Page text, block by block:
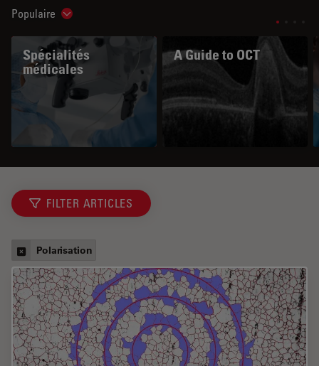
Populaire Show subnavigation
Spécialités
médicales
A Guide to OCT
FILTER ARTICLES
Polarisation